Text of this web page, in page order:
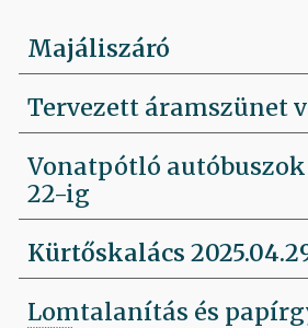
Majáliszáró
Tervezett áramszünet
Vonatpótló
22-ig
Kürtőskalács
Lomtalanítás és